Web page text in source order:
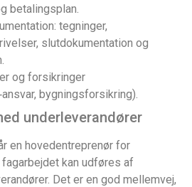
betalingsplan.
tegninger,
slutdokumentation og
og forsikringer
bygningsforsikring).
underleverandører
en hovedentreprenør for
kan udføres af
Det er en god mellemvej,